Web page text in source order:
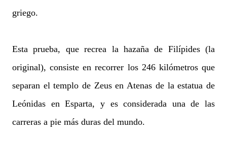
griego.
Esta prueba, que recrea la hazaña de Filípides (la
original), consiste en recorrer los 246 kilómetros que
separan el templo de Zeus en Atenas de la estatua de
Leónidas en Esparta, y es considerada una de las
carreras a pie más duras del mundo.